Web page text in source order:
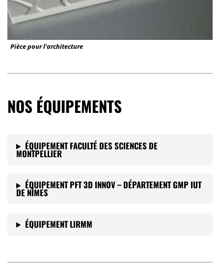
Pièce pour l’architecture
NOS ÉQUIPEMENTS
ÉQUIPEMENT FACULTÉ DES SCIENCES DE
MONTPELLIER
ÉQUIPEMENT PFT 3D INNOV – DÉPARTEMENT GMP IUT
DE NÎMES
ÉQUIPEMENT LIRMM